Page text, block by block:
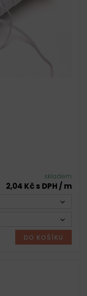
skladem
2,04 Kč s DPH / m
DO KOŠÍKU